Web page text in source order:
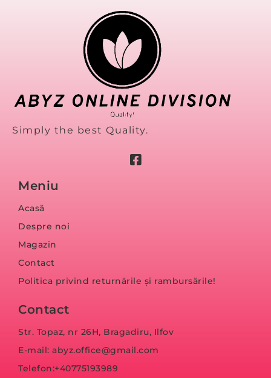
Simply the best Quality.
Meniu
Acasă
Despre noi
Magazin
Contact
Politica privind returnările și rambursările!
Contact
Str. Topaz, nr 26H, Bragadiru, Ilfov
E-mail: abyz.office@gmail.com
Telefon:+40775193989